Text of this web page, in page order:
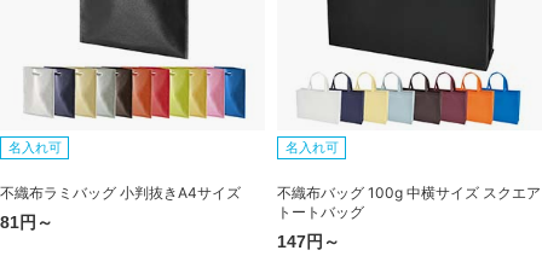
名入れ可
不織布ラミバッグ 小判抜きA4サイズ
81円～
名入れ可
不織布バッグ 100g 中横サイズ スクエア
トートバッグ
147円～